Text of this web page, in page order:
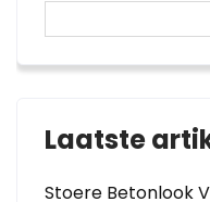
Laatste
Stoere Betonlook